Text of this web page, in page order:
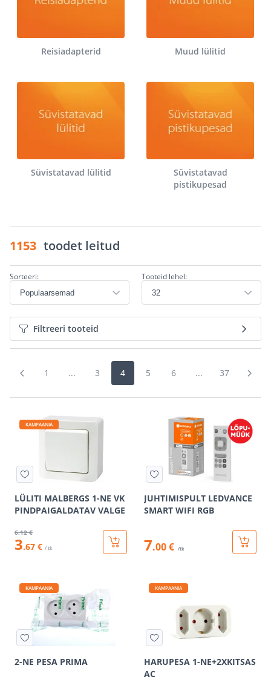
Reisiadapterid Muud lülitid
Süvistatavad lülitid
Süvistatavad
pistikupesad
1153 toodet leitud
Sorteeri: Tooteid lehel:
Filtreeri tooteid
1 ... 3 4 5 6 ... 37
KAMPAANIA
LÜLITI MALBERGS 1-NE VK
PINDPAIGALDATAV VALGE
6.12 €
3.67 € / tk
JUHTIMISPULT LEDVANCE
SMART WIFI RGB
7.00 € /tk
KAMPAANIA
2-NE PESA PRIMA
KAMPAANIA
HARUPESA 1-NE+2XKITSAS
AC